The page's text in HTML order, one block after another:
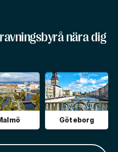
nära dig
Göteborg